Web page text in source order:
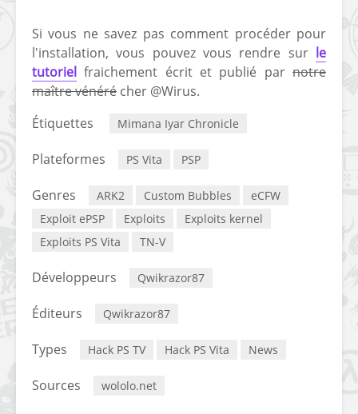
Si vous ne savez pas comment procéder pour
l'installation, vous pouvez vous rendre sur le
tutoriel fraichement écrit et publié par notre
maître vénéré cher @Wirus.
Étiquettes
Mimana Iyar Chronicle
Plateformes PS Vita PSP
Genres ARK2 Custom Bubbles
eCFW
Exploit ePSP
Exploits
Exploits kernel
Exploits PS Vita
TN-V
Développeurs Qwikrazor87
Éditeurs Qwikrazor87
Types Hack PS TV Hack PS Vita News
Sources wololo.net